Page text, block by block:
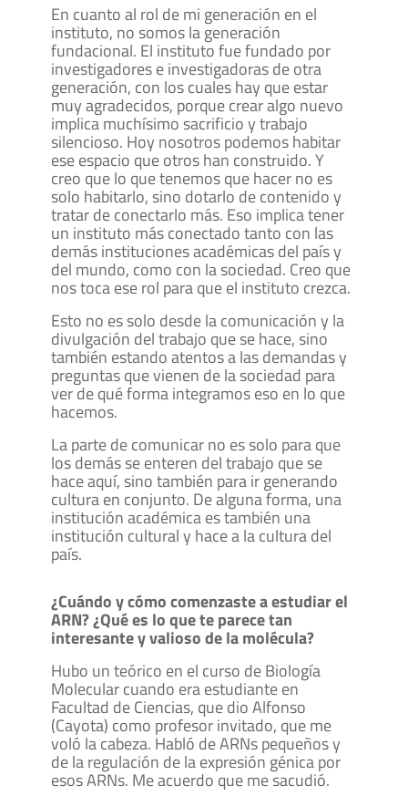
En cuanto al rol de mi generación en el
instituto, no somos la generación
fundacional. El instituto fue fundado por
investigadores e investigadoras de otra
generación, con los cuales hay que estar
muy agradecidos, porque crear algo nuevo
implica muchísimo sacrificio y trabajo
silencioso. Hoy nosotros podemos habitar
ese espacio que otros han construido. Y
creo que lo que tenemos que hacer no es
solo habitarlo, sino dotarlo de contenido y
tratar de conectarlo más. Eso implica tener
un instituto más conectado tanto con las
demás instituciones académicas del país y
del mundo, como con la sociedad. Creo que
nos toca ese rol para que el instituto crezca.
Esto no es solo desde la comunicación y la
divulgación del trabajo que se hace, sino
también estando atentos a las demandas y
preguntas que vienen de la sociedad para
ver de qué forma integramos eso en lo que
hacemos.
La parte de comunicar no es solo para que
los demás se enteren del trabajo que se
hace aquí, sino también para ir generando
cultura en conjunto. De alguna forma, una
institución académica es también una
institución cultural y hace a la cultura del
país.
¿Cuándo y cómo comenzaste a estudiar el
ARN? ¿Qué es lo que te parece tan
interesante y valioso de la molécula?
Hubo un teórico en el curso de Biología
Molecular cuando era estudiante en
Facultad de Ciencias, que dio Alfonso
(Cayota) como profesor invitado, que me
voló la cabeza. Habló de ARNs pequeños y
de la regulación de la expresión génica por
esos ARNs. Me acuerdo que me sacudió.